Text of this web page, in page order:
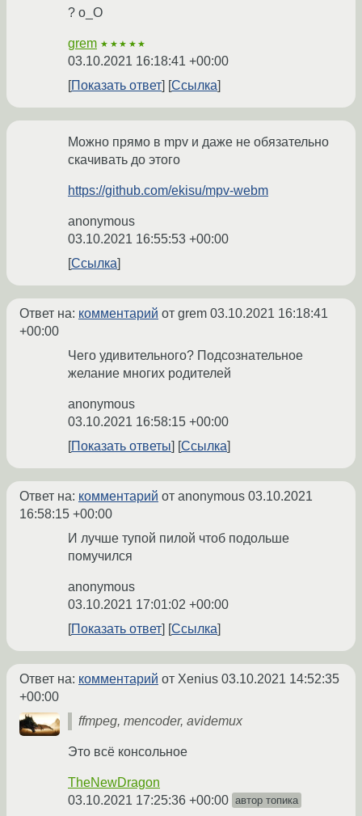
? о_О
grem ★★★★★
03.10.2021 16:18:41 +00:00
Показать ответ
Ссылка
Можно прямо в mpv и даже не обязательно
скачивать до этого
https://github.com/ekisu/mpv-webm
anonymous
03.10.2021 16:55:53 +00:00
Ссылка
Ответ на: комментарий от grem 03.10.2021 16:18:41
+00:00
Чего удивительного? Подсознательное
желание многих родителей
anonymous
03.10.2021 16:58:15 +00:00
Показать ответы
Ссылка
Ответ на: комментарий от anonymous 03.10.2021
16:58:15 +00:00
И лучше тупой пилой чтоб подольше
помучился
anonymous
03.10.2021 17:01:02 +00:00
Показать ответ
Ссылка
Ответ на: комментарий от Xenius 03.10.2021 14:52:35
+00:00
ffmpeg, mencoder, avidemux
Это всё консольное
TheNewDragon
03.10.2021 17:25:36 +00:00 автор топика